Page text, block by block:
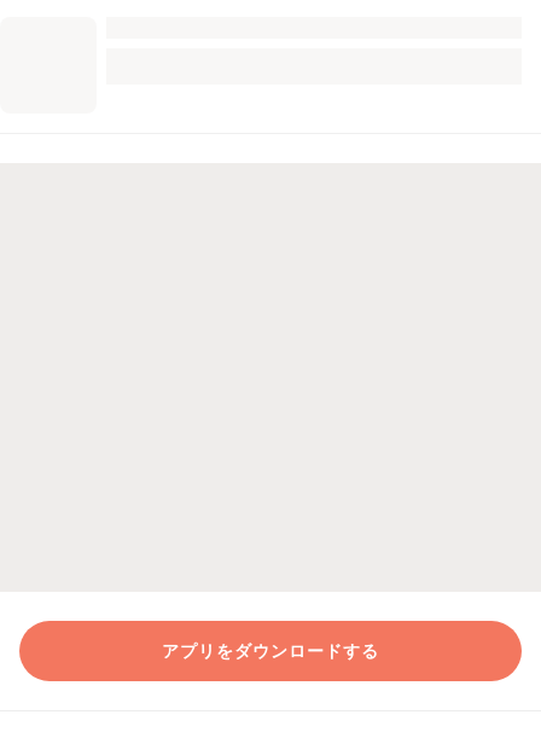
アプリをダウンロードする